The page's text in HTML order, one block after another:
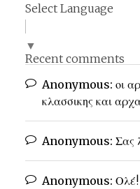
Select Language
▼
Recent comments
Anonymous: οι
κλασσικης και
Anonymous: Σας
Anonymous: Ολέ!